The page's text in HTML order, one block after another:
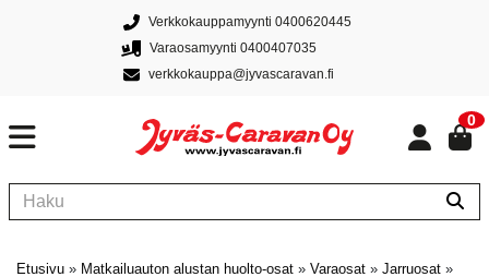
Verkkokauppamyynti 0400620445
Varaosamyynti 0400407035
verkkokauppa@jyvascaravan.fi
0
Etusivu » Matkailuauton alustan huolto-osat » Varaosat » Jarruosat »